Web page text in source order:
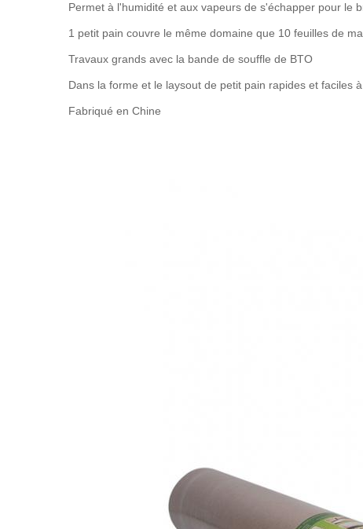
Permet à l'humidité et aux vapeurs de s'échapper pour le
1 petit pain couvre le même domaine que 10 feuilles de
Travaux grands avec la bande de souffle de BTO
Dans la forme et le laysout de petit pain rapides et faciles
Fabriqué en Chine